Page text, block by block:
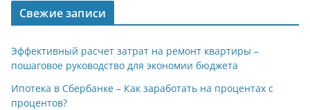
Свежие записи
Эффективный расчет затрат на ремонт квартиры –
пошаговое руководство для экономии бюджета
Ипотека в Сбербанке – Как заработать на процентах с
процентов?